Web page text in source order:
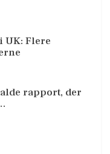
UK: Flere
rapport, der